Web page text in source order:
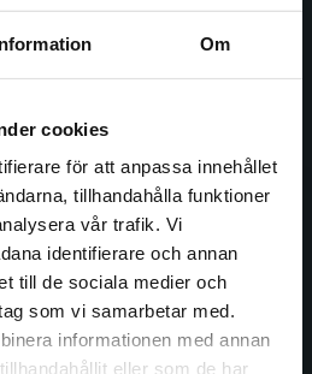
Om
cookies
för att anpassa innehållet
tillhandahålla funktioner
vår trafik. Vi
identifierare och annan
till de sociala medier och
som vi samarbetar med.
informationen med annan
eller som de har
fraktregion
1963 och är idag Sveriges
och digitala
finns Studentlitteratur med